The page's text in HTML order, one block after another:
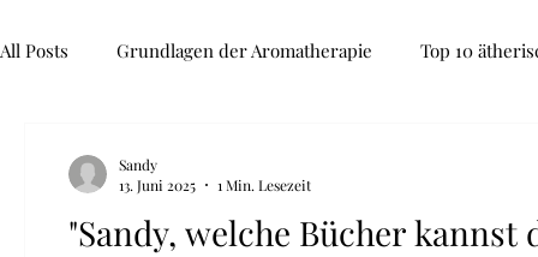
All Posts Grundlagen der Aromatherapie Top 10
Reinigung und Desinfektion Hydrolat Anti-Aging
"Sandy, welche Bücher kannst
Sandy
13. Juni 2025
1 Min. Lesezeit